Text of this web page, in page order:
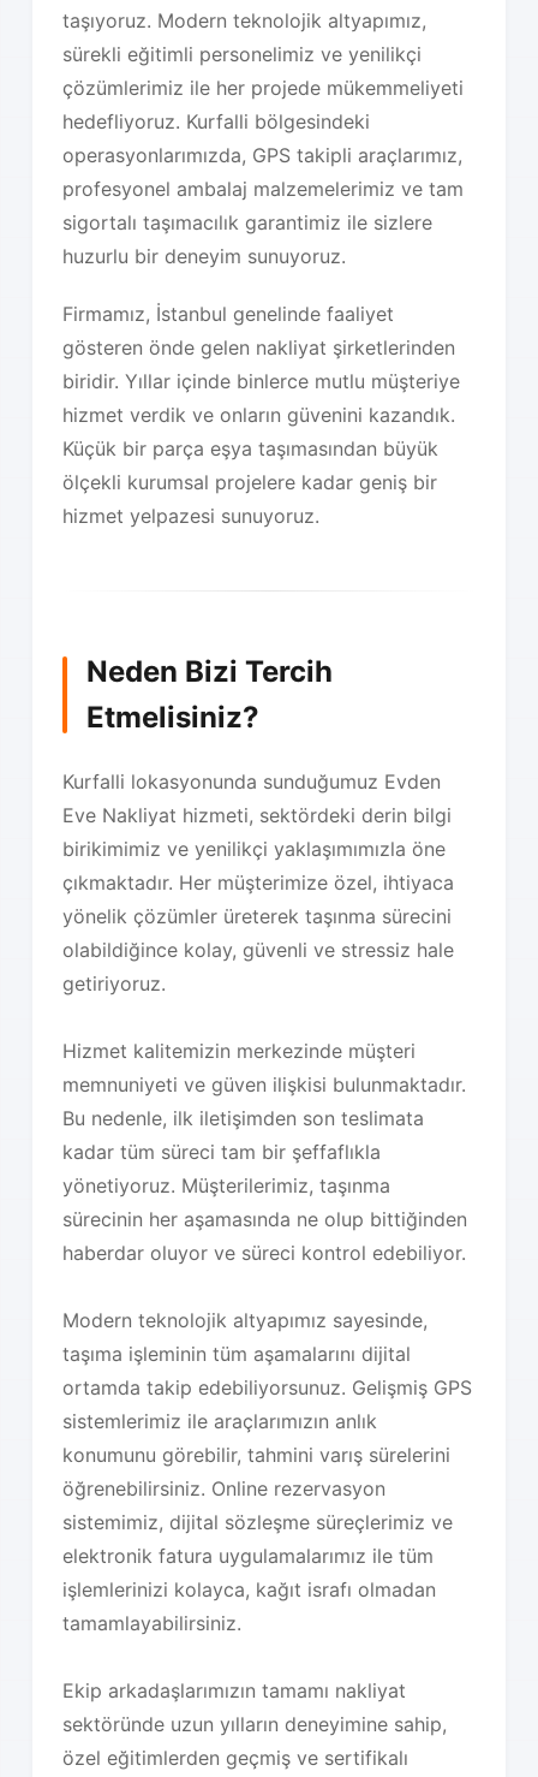
taşıyoruz. Modern teknolojik altyapımız,
sürekli eğitimli personelimiz ve yenilikçi
çözümlerimiz ile her projede mükemmeliyeti
hedefliyoruz. Kurfalli bölgesindeki
operasyonlarımızda, GPS takipli araçlarımız,
profesyonel ambalaj malzemelerimiz ve tam
sigortalı taşımacılık garantimiz ile sizlere
huzurlu bir deneyim sunuyoruz.
Firmamız, İstanbul genelinde faaliyet
gösteren önde gelen nakliyat şirketlerinden
biridir. Yıllar içinde binlerce mutlu müşteriye
hizmet verdik ve onların güvenini kazandık.
Küçük bir parça eşya taşımasından büyük
ölçekli kurumsal projelere kadar geniş bir
hizmet yelpazesi sunuyoruz.
Neden Bizi Tercih
Etmelisiniz?
Kurfalli lokasyonunda sunduğumuz Evden
Eve Nakliyat hizmeti, sektördeki derin bilgi
birikimimiz ve yenilikçi yaklaşımımızla öne
çıkmaktadır. Her müşterimize özel, ihtiyaca
yönelik çözümler üreterek taşınma sürecini
olabildiğince kolay, güvenli ve stressiz hale
getiriyoruz.
Hizmet kalitemizin merkezinde müşteri
memnuniyeti ve güven ilişkisi bulunmaktadır.
Bu nedenle, ilk iletişimden son teslimata
kadar tüm süreci tam bir şeffaflıkla
yönetiyoruz. Müşterilerimiz, taşınma
sürecinin her aşamasında ne olup bittiğinden
haberdar oluyor ve süreci kontrol edebiliyor.
Modern teknolojik altyapımız sayesinde,
taşıma işleminin tüm aşamalarını dijital
ortamda takip edebiliyorsunuz. Gelişmiş GPS
sistemlerimiz ile araçlarımızın anlık
konumunu görebilir, tahmini varış sürelerini
öğrenebilirsiniz. Online rezervasyon
sistemimiz, dijital sözleşme süreçlerimiz ve
elektronik fatura uygulamalarımız ile tüm
işlemlerinizi kolayca, kağıt israfı olmadan
tamamlayabilirsiniz.
Ekip arkadaşlarımızın tamamı nakliyat
sektöründe uzun yılların deneyimine sahip,
özel eğitimlerden geçmiş ve sertifikalı